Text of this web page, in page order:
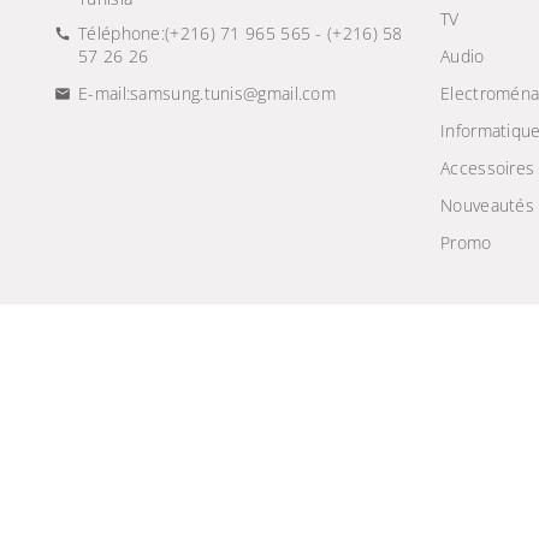
Téléphone:(+216) 71 965 565 - (+216) 58
57 26 26
E-mail:samsung.tunis@gmail.com
TV
Audio
Informatique
Accessoires
Nouveautés
Promo